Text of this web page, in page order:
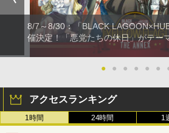
8/7～8/30：「BLACK
催決定！「悪党たちの休日」がテー
● ● ● ● ● ●
アクセスランキング
1時間 24時間 1